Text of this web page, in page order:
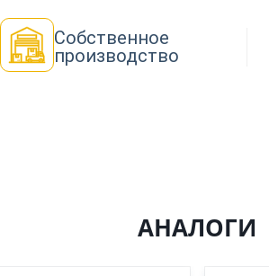
Собственное
производство
АНАЛОГИ